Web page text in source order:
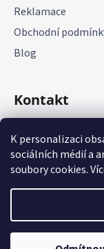
K personalizaci
sociálních médií a
soubory cookies.
Reklamace
Obchodní
Blog
Kontakt
+420 775